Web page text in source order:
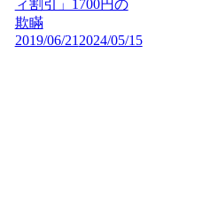
ィ割引」1700円の
欺瞞
2019/06/21 2024/05/15